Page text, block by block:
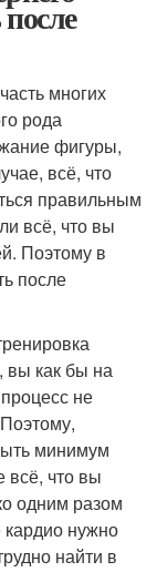
многих
рода
фигуры,
всё, что
правильным
всё, что вы
Поэтому в
после
вы как бы на
не
минимум
всё, что вы
одним разом
кардио нужно
найти в